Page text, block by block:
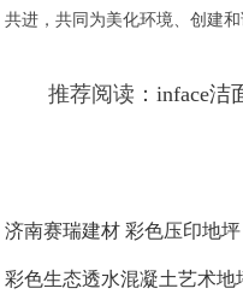
共进，共同为美化环境、创建和
推荐阅读：inface洁
济南赛瑞建材 彩色压印地
彩色生态透水混凝土艺术